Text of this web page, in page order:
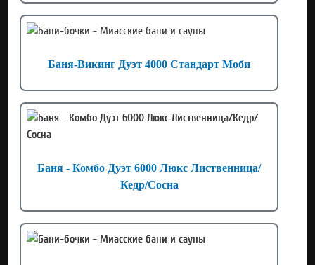
Баня-Викинг Дуэт 4000 Стандарт Моби
Баня - Комбо Дуэт 6000 Люкс Лиственница/
Кедр/Сосна